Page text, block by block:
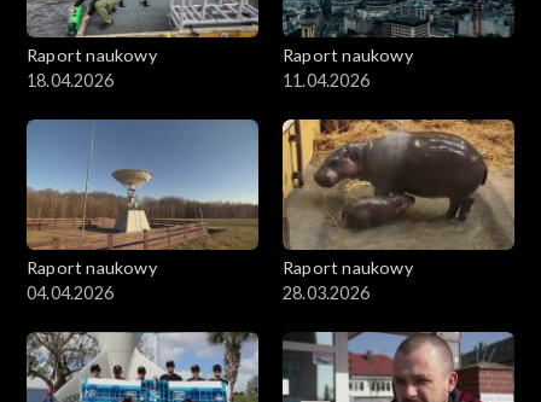
Raport naukowy
18.04.2026
Raport naukowy
11.04.2026
Raport naukowy
04.04.2026
Raport naukowy
28.03.2026